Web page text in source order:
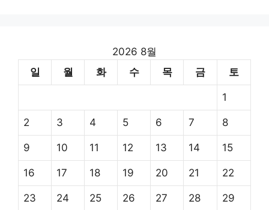
2026 8월
일
월 화 수 목 금 토
1
2 3 4 5 6 7 8
9 10 11 12 13 14 15
16 17 18 19 20 21 22
23 24 25 26 27 28 29